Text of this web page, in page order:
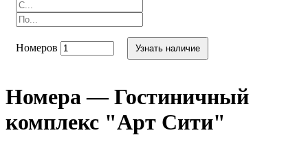
Номеров Узнать наличие
Номера — Гостиничный
комплекс "Арт Сити"